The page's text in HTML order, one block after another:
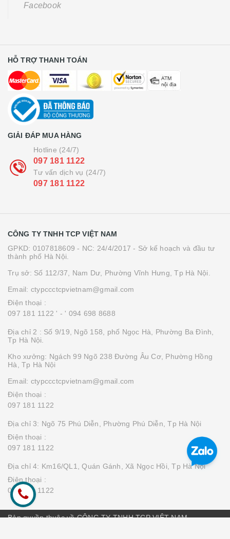
Facebook
HỖ TRỢ THANH TOÁN
GIẢI ĐÁP MUA HÀNG
Hotline (24/7)
097 181 1122
Tư vấn dịch vụ (24/7)
097 181 1122
CÔNG TY TNHH TCP VIỆT NAM
GPKD: 0107818609 - NC: 24/4/2017 - Sở kế hoạch và đầu tư
thành phố Hà Nội.
Trụ sở: Số 112/37, Nam Dư, Phường Vĩnh Hưng, Tp Hà Nội.
Email: ctypccctcpvietnam@gmail.com
Điện thoại :
097 181 1122 ' - ' 094 698 8688
Địa chỉ 2 : Số 9/19, Ngõ 158, phố Ngọc Hà, Phường Ba Đình,
Tp Hà Nội.
Kho xưởng: Ngách 99 Ngõ 238 Đường Âu Cơ, Phường Hồng
Hà, Tp Hà Nội
Email: ctypccctcpvietnam@gmail.com
Điện thoại :
097 181 1122
Địa chỉ 3: Ngõ 75 Phú Diễn, Phường Phú Diễn, Tp Hà Nội
Điện thoại :
097 181 1122
Địa chỉ 4: Km16/QL1, Quán Gánh, Xã Ngọc Hồi, Tp Hà Nội
Điện thoại :
097 181 1122
Bản quyền thuộc về CÔNG TY TNHH TCP VIỆT NAM